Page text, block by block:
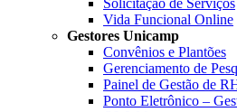
Vida Funcional Online
Gestores Unicamp
Convênios e Plantões
Gerenciamento de
Painel de Gestão de
Ponto Eletrônico –